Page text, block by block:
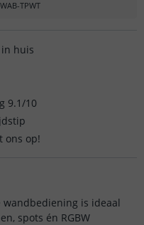
TPWT
in huis
9.1/10
ons op!
wandbediening is ideaal
spots én RGBW